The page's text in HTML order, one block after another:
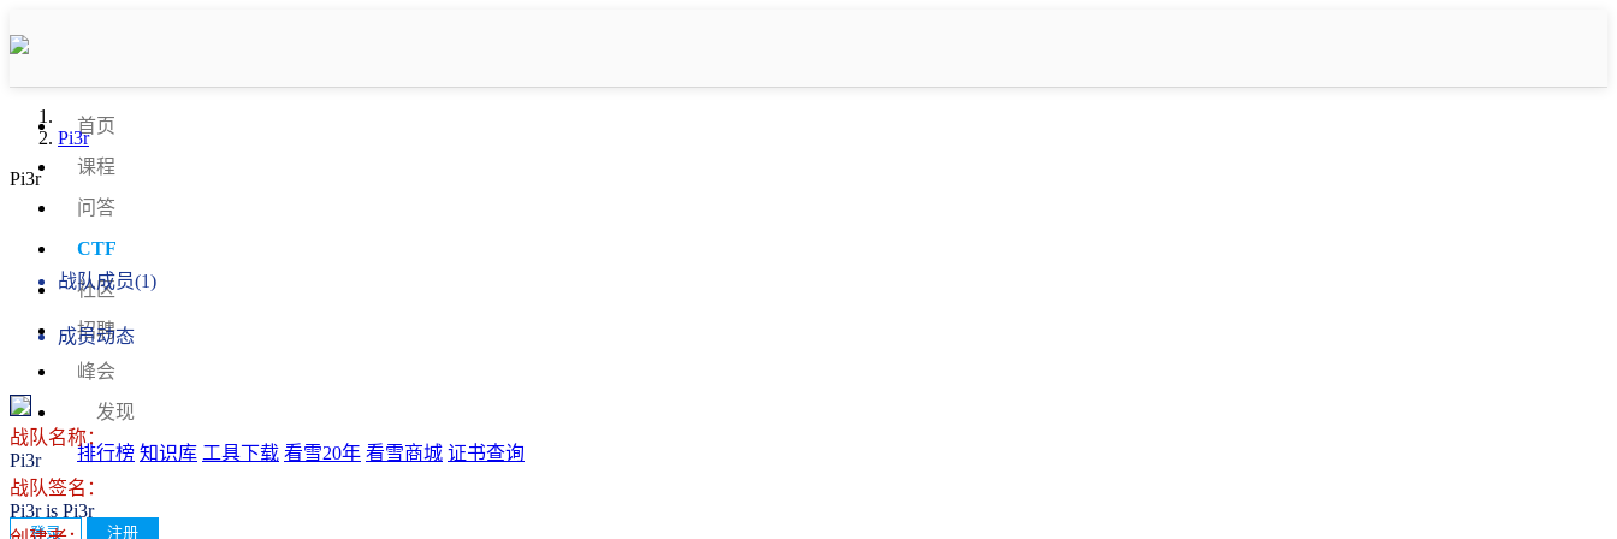
首页
课程
问答
CTF
社区
招聘
峰会
发现
排行榜 知识库 工具下载 看雪20年 看雪商城 证书查询
登录 注册
Pi3r
Pi3r
战队成员(1)
成员动态
战队名称：
Pi3r
战队签名：
Pi3r is Pi3r